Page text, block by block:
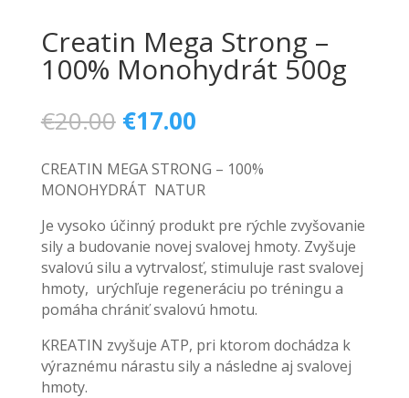
Creatin Mega Strong –
100% Monohydrát 500g
€20.00 Pôvodná
cena
bola:
€20.00.
€17.00Aktuálna
je:
€17.00.
CREATIN MEGA STRONG – 100%
MONOHYDRÁT NATUR
Je vysoko účinný produkt pre rýchle zvyšovanie
sily a budovanie novej svalovej hmoty. Zvyšuje
svalovú silu a vytrvalosť, stimuluje rast svalovej
hmoty, urýchľuje regeneráciu po tréningu a
pomáha chrániť svalovú hmotu.
KREATIN zvyšuje ATP, pri ktorom dochádza k
výraznému nárastu sily a následne aj svalovej
hmoty.